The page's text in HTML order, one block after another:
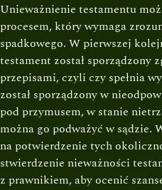
Unieważnienie testamentu
procesem, który wymaga
spadkowego. W pierwszej
testament został sporządzony
przepisami, czyli czy spełnia
został sporządzony w
pod przymusem, w stanie
można go podważyć w sądzie.
na potwierdzenie tych
stwierdzenie nieważności
z prawnikiem, aby ocenić